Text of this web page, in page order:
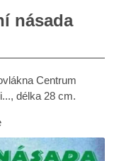
násada
Centrum
délka 28 cm.